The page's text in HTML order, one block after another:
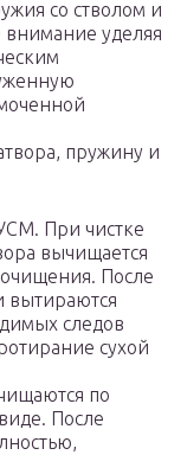
со стволом и
внимание уделяя
пружину и
При чистке
вычищается
После
вытираются
следов
сухой
по
После